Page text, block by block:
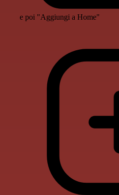
e poi "Aggiungi a Home"